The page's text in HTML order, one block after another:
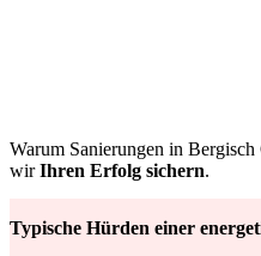
Warum Sanierungen in
wirIhren Erfolg sichern.
Typische Hürden einer